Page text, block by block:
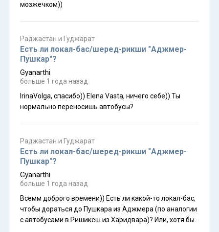
мозжечком))
Раджастан и Гуджарат
Есть ли локал-бас/шеред-рикши "Аджмер-
Пушкар"?
Gyanarthi
больше 1 года назад
IrinaVolga, спасибо)) Elena Vasta, ничего себе)) Ты
нормально переносишь автобусы?
Раджастан и Гуджарат
Есть ли локал-бас/шеред-рикши "Аджмер-
Пушкар"?
Gyanarthi
больше 1 года назад
Всемм доброго времени)) Есть ли какой-то локал-бас,
чтобы дораться до Пушкара из Аджмера (по аналогии
с автобусами в Ришикеш из Харидвара)? Или, хотя бы,